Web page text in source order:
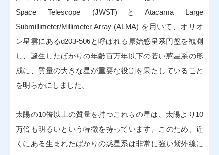
Space Telescope (JWST)とAtacama Large
Submillimeter/Millimeter Array (ALMA) を用いて、オリオ
ン星雲にあるd203-506と呼ばれる原始惑星系円盤を観測
し、誕生したばかりの年齢百万年以下の若い惑星系の形
成に、質量の大きな星が重要な役割を果たしていること
を明らかにしました。
太陽の10倍以上の質量を持つこれらの星は、太陽より10
万倍も明るいという特徴を持っています。このため、近
くにある生まれたばかりの惑星系は非常に強い紫外線に